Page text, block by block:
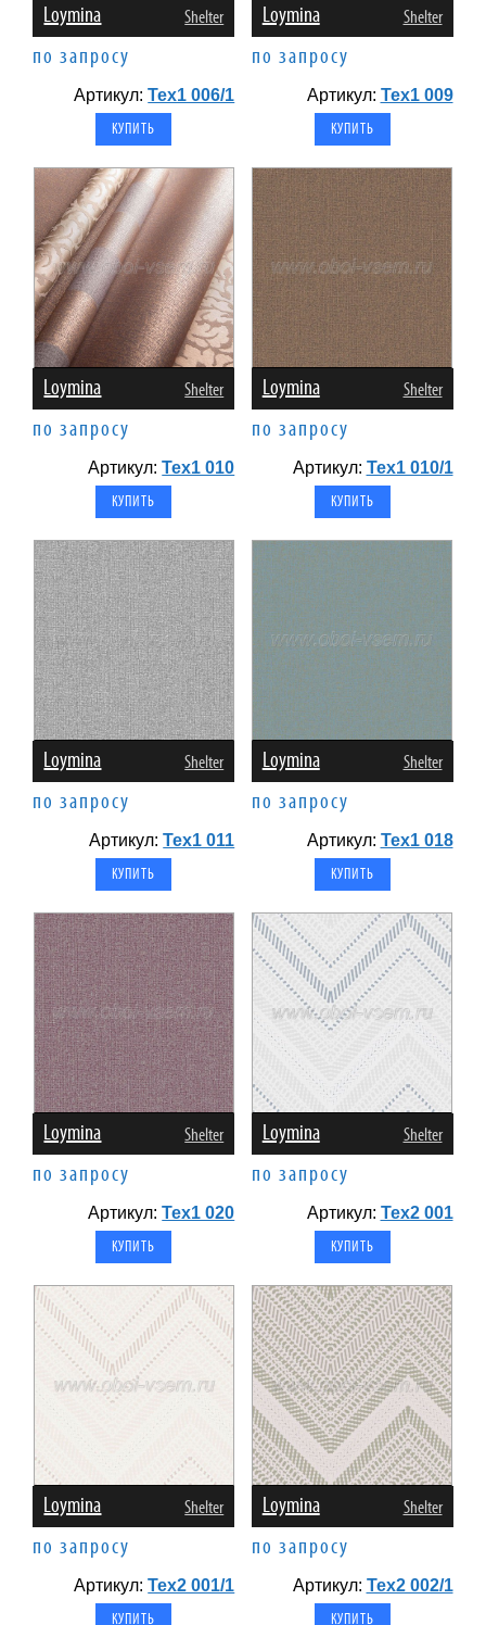
Loymina Shelter
по запросу
Артикул:Tex1 006/1
Loymina Shelter
по запросу
Артикул: Tex1 009
Loymina Shelter
по запросу
Артикул:Tex1 010
Loymina Shelter
по запросу
Артикул: Tex1 010/1
Loymina Shelter
по запросу
Артикул:Tex1 011
Loymina Shelter
по запросу
Артикул: Tex1 018
Loymina Shelter
по запросу
Артикул:Tex1 020
Loymina Shelter
по запросу
Артикул: Tex2 001
Loymina Shelter
по запросу
Артикул:Tex2 001/1
Loymina Shelter
по запросу
Артикул: Tex2 002/1